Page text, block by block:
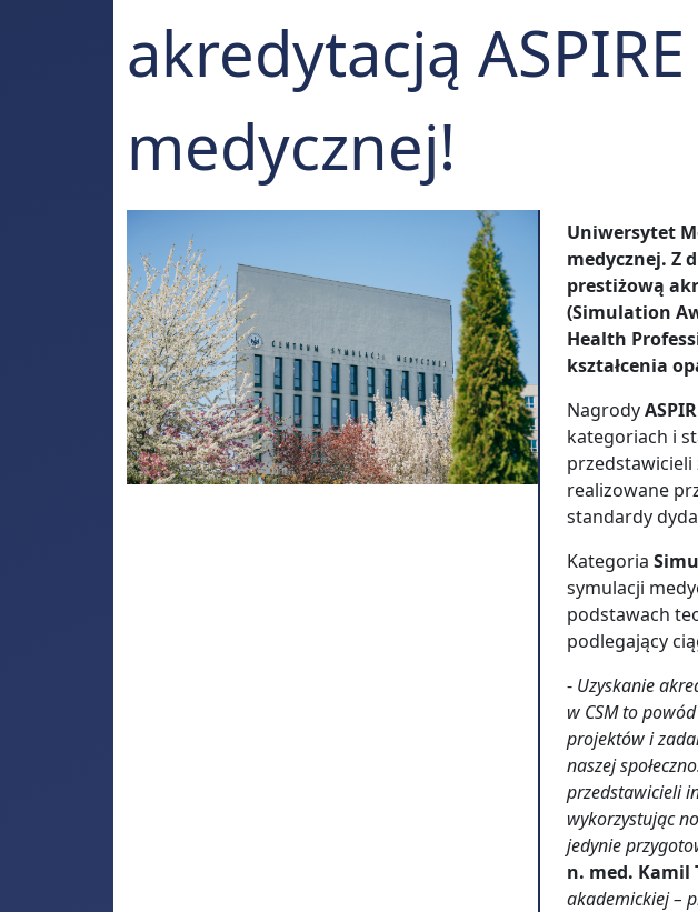
akredytacją
medycznej!
Uniwersytet
medycznej. Z
prestiżową
(Simulation
Health
kształcenia
Nagrody
kategoriach i
przedstawicieli
realizowane
standardy
Kategoria
symulacji
podstawach
podlegający
- Uzyskanie
w CSM to
projektów i
naszej
przedstawicieli
wykorzystując
jedynie
n. med. Kamil
akademickiej –